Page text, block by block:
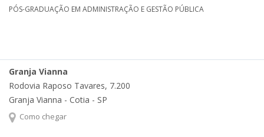
PÓS-GRADUAÇÃO EM ADMINISTRAÇÃO E GESTÃO PÚBLICA
Granja Vianna
Rodovia Raposo Tavares, 7.200
Granja Vianna - Cotia - SP
Como chegar